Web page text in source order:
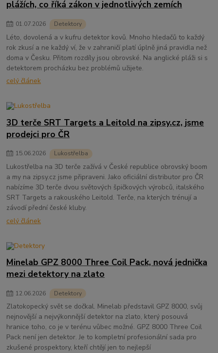
plážích, co říká zákon v jednotlivých zemích
01.07.2026 Detektory
Léto, dovolená a v kufru detektor kovů. Mnoho hledačů to každý
rok zkusí a ne každý ví, že v zahraničí platí úplně jiná pravidla než
doma v Česku. Přitom rozdíly jsou obrovské. Na anglické pláži si s
detektorem procházku bez problémů užijete.
celý článek
3D terče SRT Targets a Leitold na zipsy.cz, jsme
prodejci pro ČR
15.06.2026 Lukostřelba
Lukostřelba na 3D terče zažívá v České republice obrovský boom
a my na zipsy.cz jsme připraveni. Jako oficiální distributor pro ČR
nabízíme 3D terče dvou světových špičkových výrobců, italského
SRT Targets a rakouského Leitold. Terče, na kterých trénují a
závodí přední české kluby.
celý článek
Minelab GPZ 8000 Three Coil Pack, nová jednička
mezi detektory na zlato
12.06.2026 Detektory
Zlatokopecký svět se dočkal. Minelab představil GPZ 8000, svůj
nejnovější a nejvýkonnější detektor na zlato, který posouvá
hranice toho, co je v terénu vůbec možné. GPZ 8000 Three Coil
Pack není jen detektor. Je to kompletní profesionální sada pro
zkušené prospektory, kteří chtějí jen to nejlepší